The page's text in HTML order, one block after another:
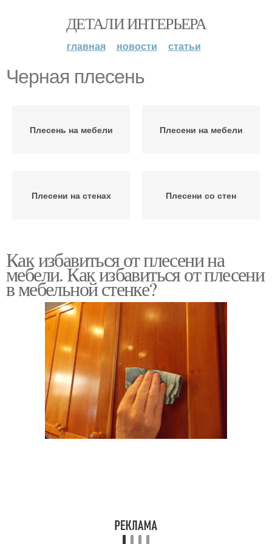
ДЕТАЛИ ИНТЕРЬЕРА
главная новости статьи
Черная плесень
Плесень на мебели Плесени на мебели
Плесени на стенах Плесени со стен
Как избавиться от плесени на
мебели. Как избавиться от плесени
в мебельной стенке?